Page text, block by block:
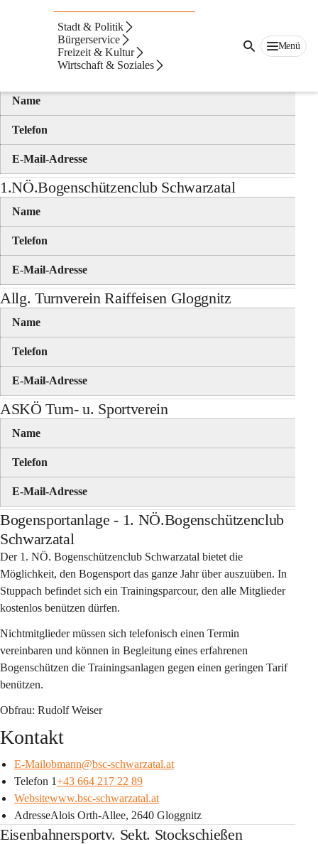
Stadt & Politik
Bürgerservice
Freizeit & Kultur
Wirtschaft & Soziales
Menü
Sport
1. Billard-Sportklub Schwarzatal
Name
Telefon
E-Mail-Adresse
1.NÖ.Bogenschützenclub Schwarzatal
Name
Telefon
E-Mail-Adresse
Allg. Turnverein Raiffeisen Gloggnitz
Name
Telefon
E-Mail-Adresse
ASKÖ Turn- u. Sportverein
Name
Telefon
E-Mail-Adresse
Bogensportanlage - 1. NÖ.Bogenschützenclub
Schwarzatal
Der 1. NÖ. Bogenschützenclub Schwarzatal bietet die
Möglichkeit, den Bogensport das ganze Jahr über auszuüben. In
Stuppach befindet sich ein Trainingsparcour, den alle Mitglieder
kostenlos benützen dürfen.
Nichtmitglieder müssen sich telefonisch einen Termin
vereinbaren und können in Begleitung eines erfahrenen
Bogenschützen die Trainingsanlagen gegen einen geringen Tarif
benützen.
Obfrau: Rudolf Weiser
Kontakt
E-Mailobmann@bsc-schwarzatal.at
Telefon 1+43 664 217 22 89
Websitewww.bsc-schwarzatal.at
AdresseAlois Orth-Allee, 2640 Gloggnitz
Eisenbahnersportv. Sekt. Stockschießen